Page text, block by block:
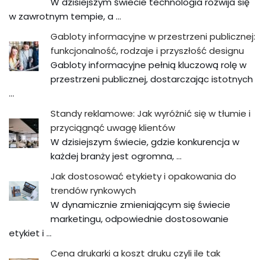
w zawrotnym tempie, a …
Gabloty informacyjne w przestrzeni publicznej:
funkcjonalność, rodzaje i przyszłość designu
Gabloty informacyjne pełnią kluczową rolę w
przestrzeni publicznej, dostarczając istotnych
…
Standy reklamowe: Jak wyróżnić się w tłumie i
przyciągnąć uwagę klientów
W dzisiejszym świecie, gdzie konkurencja w
każdej branży jest ogromna, …
Jak dostosować etykiety i opakowania do
trendów rynkowych
W dynamicznie zmieniającym się świecie
marketingu, odpowiednie dostosowanie
etykiet i …
Cena drukarki a koszt druku czyli ile tak